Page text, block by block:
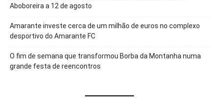
Aboboreira a 12 de agosto
Amarante investe cerca de um milhão de euros no complexo
desportivo do Amarante FC
O fim de semana que transformou Borba da Montanha numa
grande festa de reencontros